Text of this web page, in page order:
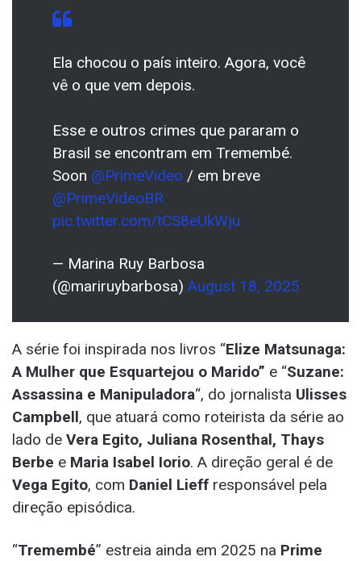
Ela chocou o país inteiro. Agora, você
vê o que vem depois.
Esse e outros crimes que pararam o
Brasil se encontram em Tremembé.
Soon @PrimeVideo / em breve
@PrimeVideoBR
pic.twitter.com/tCS8eUkWju
— Marina Ruy Barbosa
(@mariruybarbosa) August 18, 2025
A série foi inspirada nos livros “Elize Matsunaga:
A Mulher que Esquartejou o Marido” e “Suzane:
Assassina e Manipuladora“, do jornalista Ulisses
Campbell, que atuará como roteirista da série ao
lado de Vera Egito, Juliana Rosenthal, Thays
Berbe e Maria Isabel Iorio. A direção geral é de
Vega Egito, com Daniel Lieff responsável pela
direção episódica.
“Tremembé” estreia ainda em 2025 na Prime